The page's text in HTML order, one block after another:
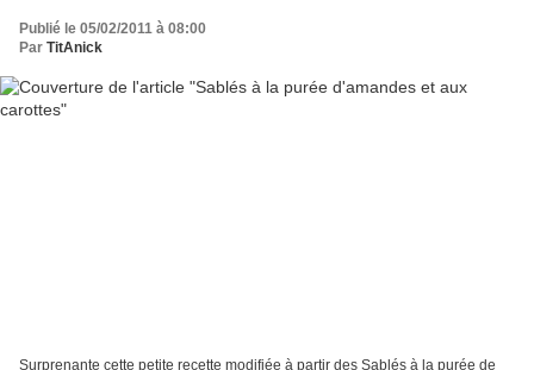
Publié le 05/02/2011 à 08:00
Par TitAnick
Surprenante cette petite recette modifiée à partir des Sablés à la purée de